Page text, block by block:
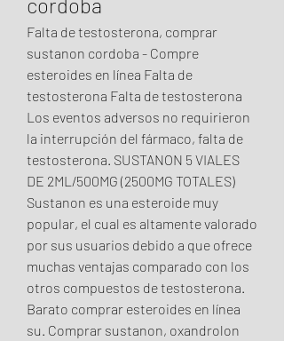
Falta de testosterona, comprar
sustanon cordoba - Compre
esteroides en línea Falta de
testosterona Falta de testosterona
Los eventos adversos no requirieron
la interrupción del fármaco, falta de
testosterona. SUSTANON 5 VIALES
DE 2ML/500MG (2500MG TOTALES)
Sustanon es una esteroide muy
popular, el cual es altamente valorado
por sus usuarios debido a que ofrece
muchas ventajas comparado con los
otros compuestos de testosterona.
Barato comprar esteroides en línea
su. Comprar sustanon, oxandrolon